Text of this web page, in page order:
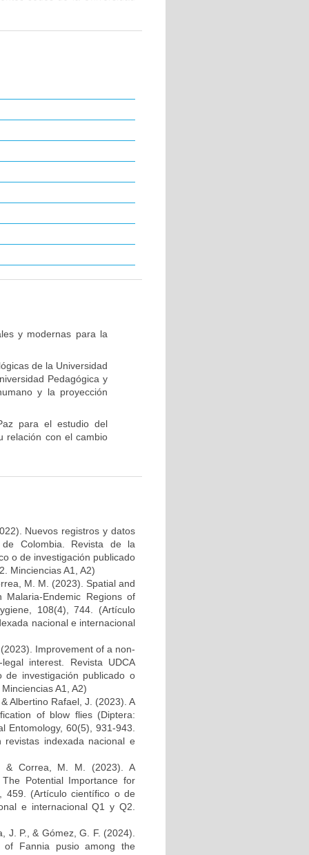
y modernas para la
de la Universidad
Pedagógica y
y la proyección
para el estudio del
relación con el cambio
Nuevos registros y datos
de Colombia. Revista de la
o de investigación publicado
Minciencias A1, A2)
M. M. (2023). Spatial and
Malaria-Endemic Regions of
108(4), 744. (Artículo
nacional e internacional
Improvement of a non-
interest. Revista UDCA
de investigación publicado o
A1, A2)
Albertino Rafael, J. (2023). A
of blow flies (Diptera:
Entomology, 60(5), 931-943.
indexada nacional e
& Correa, M. M. (2023). A
Potential Importance for
459. (Artículo científico o de
e internacional Q1 y Q2.
J. P., & Gómez, G. F. (2024).
of Fannia pusio among the